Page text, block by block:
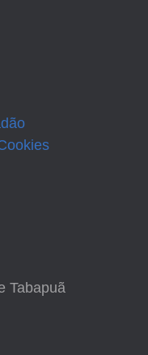
Tabapuã